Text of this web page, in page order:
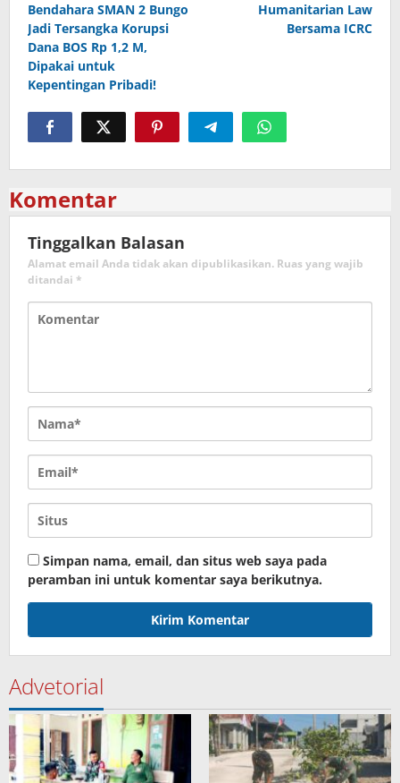
Bendahara SMAN 2 Bungo
Jadi Tersangka Korupsi
Dana BOS Rp 1,2 M,
Dipakai untuk
Kepentingan Pribadi!
Humanitarian Law
Bersama ICRC
Komentar
Tinggalkan Balasan
Alamat email Anda tidak akan dipublikasikan. Ruas yang wajib
ditandai *
Simpan nama, email, dan situs web saya pada
peramban ini untuk komentar saya berikutnya.
Advetorial